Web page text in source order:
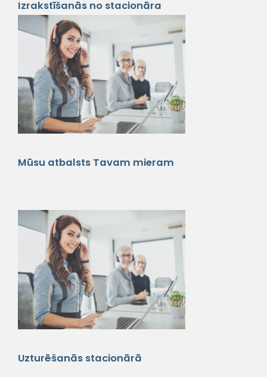
Izrakstīšanās no stacionāra
Mūsu atbalsts Tavam mieram
Uzturēšanās stacionārā